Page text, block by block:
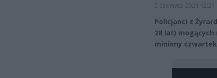
5 czerwca 2021 12:21
Policjanci z
28 lat)
miniony